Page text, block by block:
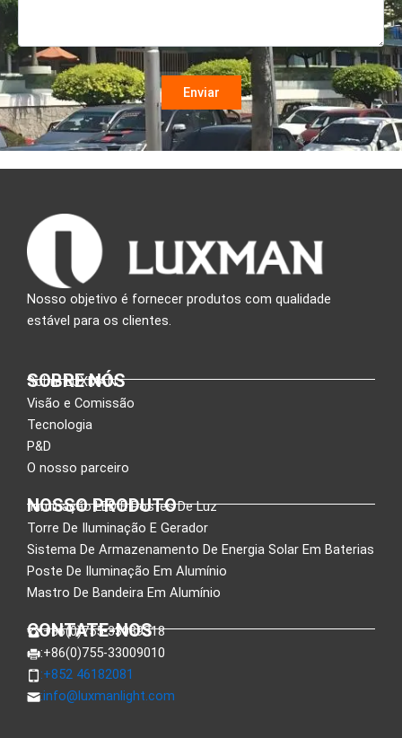
Nosso objetivo é fornecer produtos com qualidade
estável para os clientes.
SOBRE NÓS
Sobre LUXMAN
Visão e Comissão
Tecnologia
P&D
O nosso parceiro
NOSSO PRODUTO
Iluminação LED E Postes De Luz
Torre De Iluminação E Gerador
Sistema De Armazenamento De Energia Solar Em Baterias
Poste De Iluminação Em Alumínio
Mastro De Bandeira Em Alumínio
CONTATE-NOS
:+86(0)755-33089318
:+86(0)755-33009010
:+852 46182081
:info@luxmanlight.com